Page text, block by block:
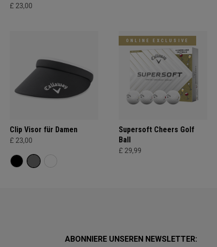
£ 23,00
Clip Visor für Damen
£ 23,00
ONLINE EXCLUSIVE
Supersoft Cheers Golf
Ball
£ 29,99
ABONNIERE UNSEREN NEWSLETTER: